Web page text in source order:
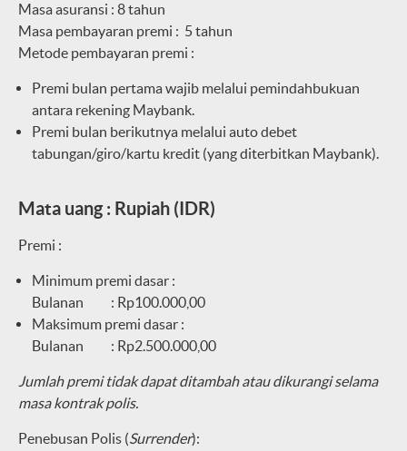
Masa asuransi : 8 tahun
Masa pembayaran premi : 5 tahun
Metode pembayaran premi :
Premi bulan pertama wajib melalui pemindahbukuan
antara rekening Maybank.
Premi bulan berikutnya melalui auto debet
tabungan/giro/kartu kredit (yang diterbitkan Maybank).
Mata uang : Rupiah (IDR)
Premi :
Minimum premi dasar :
Bulanan : Rp100.000,00
Maksimum premi dasar :
Bulanan : Rp2.500.000,00
Jumlah premi tidak dapat ditambah atau dikurangi selama
masa kontrak polis.
Penebusan Polis (Surrender):